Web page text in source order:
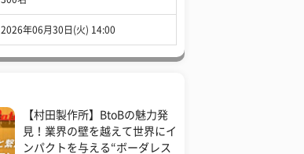
2026年06月30日(火) 14:00
【村田製作所】BtoBの魅力発
見！業界の壁を越えて世界にイ
ンパクトを与える“ボーダレス